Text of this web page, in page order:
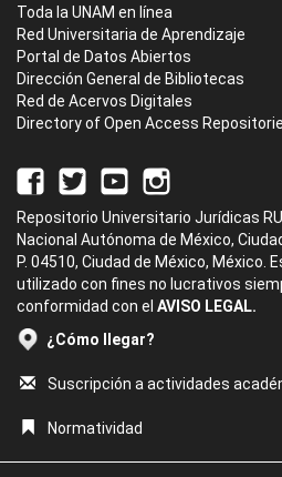
Toda la UNAM en línea
Red Universitaria de Aprendizaje
Portal de Datos Abiertos
Dirección General de Bibliotecas
Red de Acervos Digitales
Directory of Open Access
Repositorio Universitario Jurídicas
Nacional Autónoma de México,
P. 04510, Ciudad de México, México.
utilizado con fines no lucrativos
conformidad con el AVISO LEGAL.
¿Cómo llegar?
Suscripción a actividades
Normatividad